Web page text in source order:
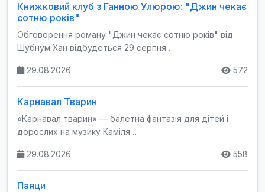
Книжковий клуб з Ганною Улюрою: "Джин чекає
сотню років"
Обговорення роману "Джин чекає сотню років" від
Шубнум Хан відбудеться 29 серпня …
29.08.2026 572
Карнавал Тварин
«Карнавал тварин» — балетна фантазія для дітей і
дорослих на музику Каміля …
29.08.2026 558
Паяци